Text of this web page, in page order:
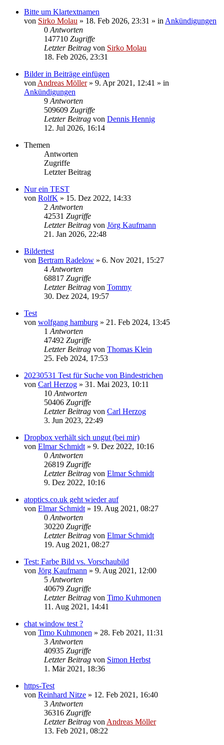
Bitte um Klartextnamen
von Sirko Molau » 18. Feb 2026, 23:31 » in Ankündigungen
0 Antworten
147710 Zugriffe
Letzter Beitrag von Sirko Molau
18. Feb 2026, 23:31
Bilder in Beiträge einfügen
von Andreas Möller» 9. Apr 2021, 12:41 » in
Ankündigungen
9 Antworten
509609 Zugriffe
Letzter Beitrag von Dennis Hennig
12. Jul 2026, 16:14
Themen
Antworten
Zugriffe
Letzter Beitrag
Nur ein TEST
von RolfK » 15. Dez 2022, 14:33
2 Antworten
42531 Zugriffe
Letzter Beitrag von Jörg Kaufmann
21. Jan 2026, 22:48
Bildertest
von Bertram Radelow » 6. Nov 2021, 15:27
4 Antworten
68817 Zugriffe
Letzter Beitrag von Tommy
30. Dez 2024, 19:57
Test
von wolfgang hamburg » 21. Feb 2024, 13:45
1 Antworten
47492 Zugriffe
Letzter Beitrag von Thomas Klein
25. Feb 2024, 17:53
20230531 Test für Suche von Bindestrichen
von Carl Herzog » 31. Mai 2023, 10:11
10 Antworten
50406 Zugriffe
Letzter Beitrag von Carl Herzog
3. Jun 2023, 22:49
Dropbox verhält sich ungut (bei mir)
von Elmar Schmidt » 9. Dez 2022, 10:16
0 Antworten
26819 Zugriffe
Letzter Beitrag von Elmar Schmidt
9. Dez 2022, 10:16
atoptics.co.uk geht wieder auf
von Elmar Schmidt » 19. Aug 2021, 08:27
0 Antworten
30220 Zugriffe
Letzter Beitrag von Elmar Schmidt
19. Aug 2021, 08:27
Test: Farbe Bild vs. Vorschaubild
von Jörg Kaufmann » 9. Aug 2021, 12:00
5 Antworten
40679 Zugriffe
Letzter Beitrag von Timo Kuhmonen
11. Aug 2021, 14:41
chat window test ?
von Timo Kuhmonen » 28. Feb 2021, 11:31
3 Antworten
40935 Zugriffe
Letzter Beitrag von Simon Herbst
1. Mär 2021, 18:36
https-Test
von Reinhard Nitze » 12. Feb 2021, 16:40
3 Antworten
36316 Zugriffe
Letzter Beitrag von Andreas Möller
13. Feb 2021, 08:22